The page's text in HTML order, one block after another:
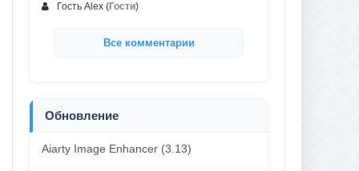
Гость Alex (Гости)
Все комментарии
Обновление
Aiarty Image Enhancer (3.13)